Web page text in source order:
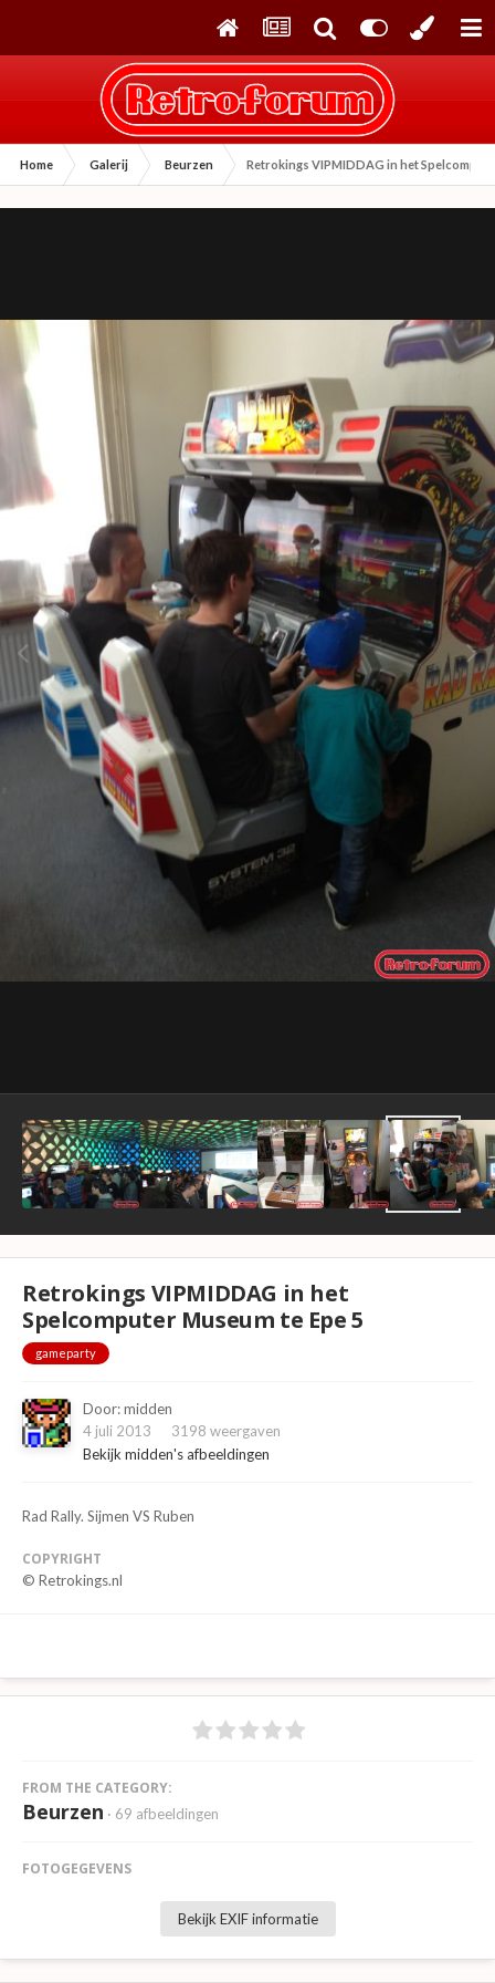
Home Galerij Beurzen Retrokings VIPMIDDAG in het
Retrokings VIPMIDDAG in het
Spelcomputer Museum te Epe 5
gameparty
Door:midden
4 juli 2013
3198 weergaven
Bekijk midden's afbeeldingen
Rad Rally. Sijmen VS Ruben
COPYRIGHT
© Retrokings.nl
FROM THE CATEGORY:
Beurzen · 69 afbeeldingen
FOTOGEGEVENS
Bekijk EXIF informatie